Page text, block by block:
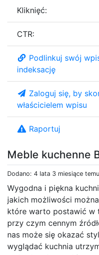
Meble kuchenne
Dodano: 4 lata 3 miesiące temu
Wygodna i piękna
jakich możliwości
które warto postawić w
przy czym cennym
nas może się okazać
wyglądać kuchnia
Kliknięć:
CTR:
Podlinkuj swój
indeksację
Zaloguj się, by
właścicielem wpisu
Raportuj